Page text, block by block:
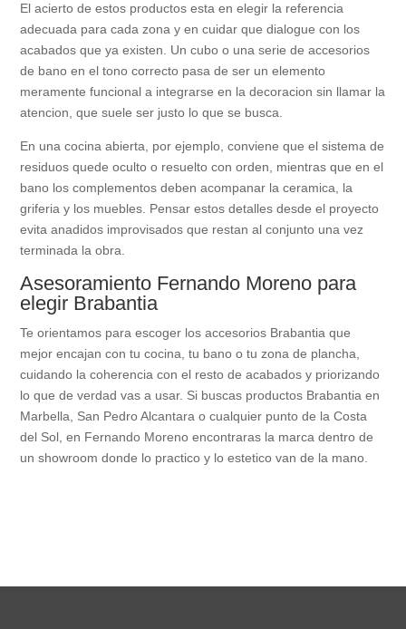
El acierto de estos productos esta en elegir la referencia
adecuada para cada zona y en cuidar que dialogue con los
acabados que ya existen. Un cubo o una serie de accesorios
de bano en el tono correcto pasa de ser un elemento
meramente funcional a integrarse en la decoracion sin llamar la
atencion, que suele ser justo lo que se busca.
En una cocina abierta, por ejemplo, conviene que el sistema de
residuos quede oculto o resuelto con orden, mientras que en el
bano los complementos deben acompanar la ceramica, la
griferia y los muebles. Pensar estos detalles desde el proyecto
evita anadidos improvisados que restan al conjunto una vez
terminada la obra.
Asesoramiento Fernando Moreno para
elegir Brabantia
Te orientamos para escoger los accesorios Brabantia que
mejor encajan con tu cocina, tu bano o tu zona de plancha,
cuidando la coherencia con el resto de acabados y priorizando
lo que de verdad vas a usar. Si buscas productos Brabantia en
Marbella, San Pedro Alcantara o cualquier punto de la Costa
del Sol, en Fernando Moreno encontraras la marca dentro de
un showroom donde lo practico y lo estetico van de la mano.